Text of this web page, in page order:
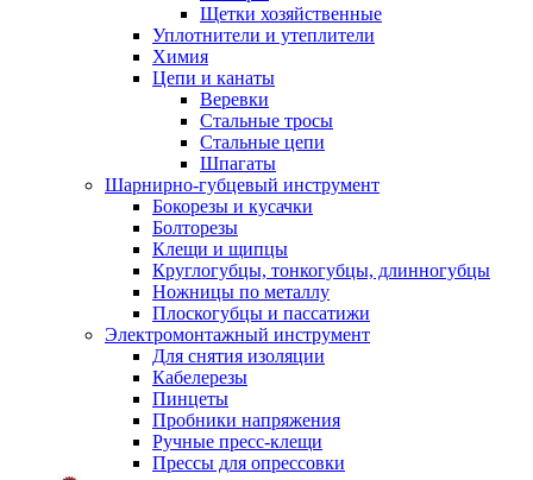
Щетки хозяйственные
Уплотнители и утеплители
Химия
Цепи и канаты
Веревки
Стальные тросы
Стальные цепи
Шпагаты
Шарнирно-губцевый инструмент
Бокорезы и кусачки
Болторезы
Клещи и щипцы
Круглогубцы, тонкогубцы, длинногубцы
Ножницы по металлу
Плоскогубцы и пассатижи
Электромонтажный инструмент
Для снятия изоляции
Кабелерезы
Пинцеты
Пробники напряжения
Ручные пресс-клещи
Прессы для опрессовки